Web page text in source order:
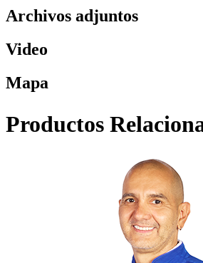
Archivos adjuntos
Video
Mapa
Productos